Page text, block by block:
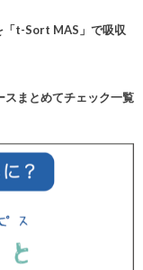
「t-Sort MAS」で吸収
スまとめてチェック一覧